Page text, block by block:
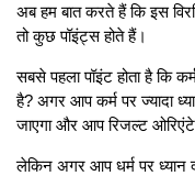
अब हम बात करते हैं कि इस
तो कुछ पॉइंट्स होते हैं।
सबसे पहला पॉइंट होता है कि
है? अगर आप कर्म पर ज्यादा
जाएगा और आप रिजल्ट
लेकिन अगर आप धर्म पर ध्यान